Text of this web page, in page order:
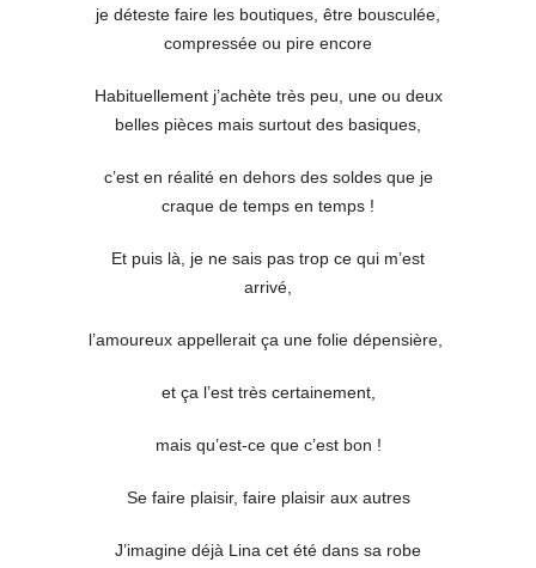
je déteste faire les boutiques, être bousculée,
compressée ou pire encore
Habituellement j’achète très peu, une ou deux
belles pièces mais surtout des basiques,
c’est en réalité en dehors des soldes que je
craque de temps en temps !
Et puis là, je ne sais pas trop ce qui m’est
arrivé,
l’amoureux appellerait ça une folie dépensière,
et ça l’est très certainement,
mais qu’est-ce que c’est bon !
Se faire plaisir, faire plaisir aux autres
J’imagine déjà Lina cet été dans sa robe